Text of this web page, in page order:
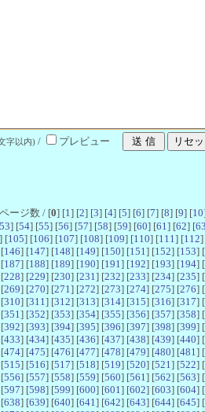
字以内) / プレビュー
ージ数 / [0] [1 ] [2] [3] [4] [5] [6] [7] [8] [9] [10
53] [54] [55] [56] [57] [58] [59] [60] [61 ] [62] [63
] [105] [106] [107] [108] [109] [110] [111 ] [112]
146] [147] [148] [149] [150] [151 ] [152] [153] [
187] [188] [189] [190] [191 ] [192] [193] [194] [
228] [229] [230] [231 ] [232] [233] [234] [235] [
269] [270] [271 ] [272] [273] [274] [275] [276] [
310] [311 ] [312] [313] [314] [315] [316] [317] [
351 ] [352] [353] [354] [355] [356] [357] [358] [
392] [393] [394] [395] [396] [397] [398] [399] [
433] [434] [435] [436] [437] [438] [439] [440] [
474] [475] [476] [477] [478] [479] [480] [481 ] [
515] [516] [517] [518] [519] [520] [521 ] [522] [
556] [557] [558] [559] [560] [561 ] [562] [563] [
597] [598] [599] [600] [601 ] [602] [603] [604] [
638] [639] [640] [641 ] [642] [643] [644] [645] [